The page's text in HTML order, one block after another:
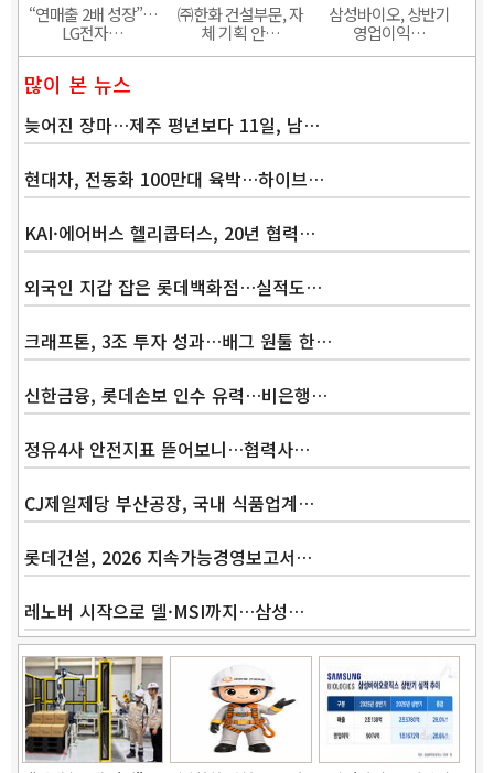
“연매출 2배 성장”…
LG전자…
㈜한화 건설부문, 자
체 기획 안…
삼성바이오, 상반기
영업이익…
많이 본 뉴스
늦어진 장마…제주 평년보다 11일, 남…
현대차, 전동화 100만대 육박…하이브…
KAI·에어버스 헬리콥터스, 20년 협력…
외국인 지갑 잡은 롯데백화점…실적도…
크래프톤, 3조 투자 성과…배그 원툴 한…
신한금융, 롯데손보 인수 유력…비은행…
정유4사 안전지표 뜯어보니…협력사…
CJ제일제당 부산공장, 국내 식품업계…
롯데건설, 2026 지속가능경영보고서…
레노버 시작으로 델·MSI까지…삼성…